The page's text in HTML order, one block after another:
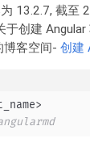
13.2.7, 截至
于创建
博客空间- 创建